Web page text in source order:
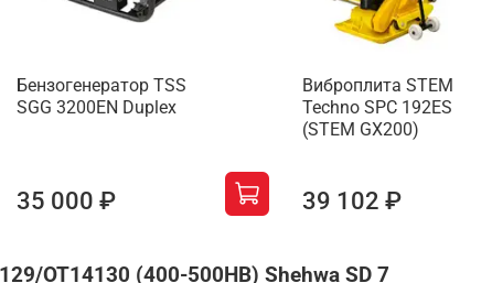
Бензогенератор TSS
SGG 3200EN Duplex
35 000 ₽
Виброплита STEM
Techno SPC 192ES
(STEM GX200)
39 102 ₽
OT14130 (400-500HB) Shehwa SD 7